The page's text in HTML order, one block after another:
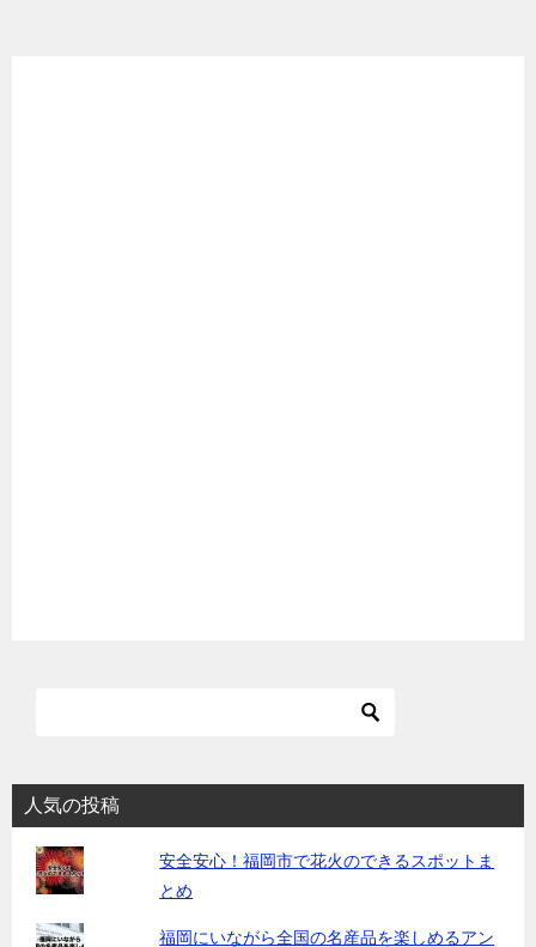
人気の投稿
安全安心！福岡市で花火のできるスポットま
とめ
福岡にいながら全国の名産品を楽しめるアン